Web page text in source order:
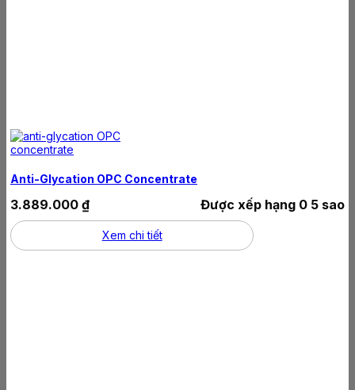
Anti-Glycation OPC Concentrate
Được xếp hạng 0 5 sao
3.889.000 ₫
Xem chi tiết